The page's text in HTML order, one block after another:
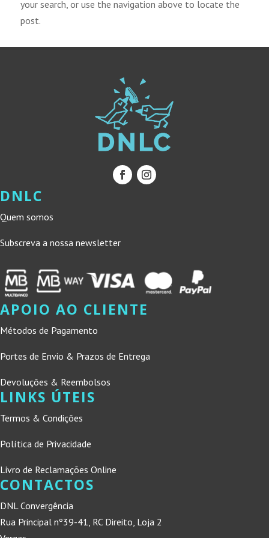
your search, or use the navigation above to locate the
post.
DNLC
Quem somos
Subscreva a nossa newsletter
APOIO AO CLIENTE
Métodos de Pagamento
Portes de Envio & Prazos de Entrega
Devoluções & Reembolsos
LINKS ÚTEIS
Termos & Condições
Política de Privacidade
Livro de Reclamações Online
CONTACTOS
DNL Convergência
Rua Principal nº39-41, RC Direito, Loja 2